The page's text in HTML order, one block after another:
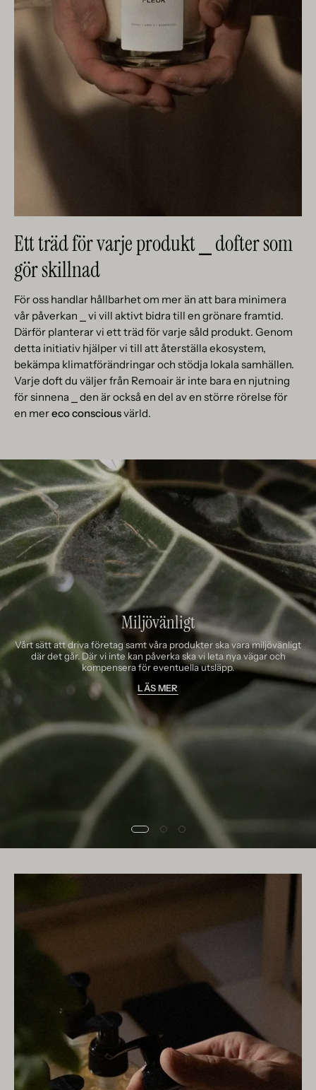
Ett träd för varje produkt ⎯ dofter som
gör skillnad
För oss handlar hållbarhet om mer än att bara minimera
vår påverkan ⎯ vi vill aktivt bidra till en grönare framtid.
Därför planterar vi ett träd för varje såld produkt. Genom
detta initiativ hjälper vi till att återställa ekosystem,
bekämpa klimatförändringar och stödja lokala samhällen.
Varje doft du väljer från Remoair är inte bara en njutning
för sinnena ⎯ den är också en del av en större rörelse för
en mereco consciousvärld.
Miljövänligt
Vårt sätt att driva företag samt våra produkter ska vara miljövänligt
där det går. Där vi inte kan påverka ska vi leta nya vägar och
kompensera för eventuella utsläpp.
LÄS MER